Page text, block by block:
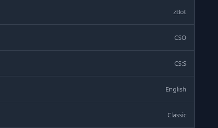
zBot
CSO
CS:S
English
Classic